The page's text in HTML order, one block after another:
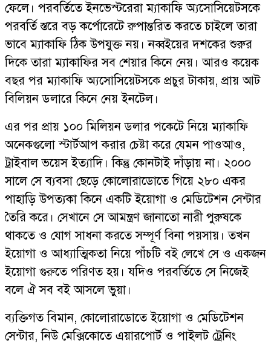
ফেলে। পরবর্তিতে ইনভেস্টরেরা ম্যাকাফি অ্যসোসিয়েটসকে
পরবর্তি স্তরে বড় কর্পোরেটে রুপান্তরিত করতে চাইলে তারা
ভাবে ম্যাকাফি ঠিক উপযুক্ত নয়। নব্বইয়ের দশকের শুরুর
দিকে তারা ম্যাকাফির সব শেয়ার কিনে নেয়। আরও কয়েক
বছর পর ম্যাকাফি অ্যসোসিয়েটসকে প্রচুর টাকায়, প্রায় আট
বিলিয়ন ডলারে কিনে নেয় ইনটেল।
এর পর প্রায় ১০০ মিলিয়ন ডলার পকেটে নিয়ে ম্যাকাফি
অনেকগুলো স্টার্টআপ করার চেষ্টা করে যেমন পাওআও,
ট্রাইবাল ভয়েস ইত্যাদি। কিন্তু কোনটাই দাঁড়ায় না। ২০০০
সালে সে ব্যবসা ছেড়ে কোলোরাডোতে গিয়ে ২৮০ একর
পাহাড়ি উপত্যকা কিনে একটি ইয়োগা ও মেডিটেশন সেন্টার
তৈরি করে। সেখানে সে আমন্ত্রণ জানাতো নারী পুরুষকে
থাকতে ও যোগ সাধনা করতে সম্পূর্ণ বিনা পয়সায়। তখন
ইয়োগা ও আধ্যাত্মিকতা নিয়ে পাঁচটি বই লেখে সে ও একজন
ইয়োগা গুরুতে পরিণত হয়। যদিও পরবর্তিতে সে নিজেই
বলে ঐ সব বই আসলে ভুয়া।
ব্যক্তিগত বিমান, কোলোরাডোতে ইয়োগা ও মেডিটেশন
সেন্টার, নিউ মেক্সিকোতে এয়ারপোর্ট ও পাইলট ট্রেনিং